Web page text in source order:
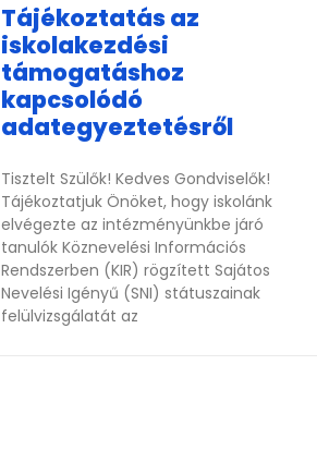
Tájékoztatás az
iskolakezdési
támogatáshoz
kapcsolódó
adategyeztetésről
Tisztelt Szülők! Kedves Gondviselők!
Tájékoztatjuk Önöket, hogy iskolánk
elvégezte az intézményünkbe járó
tanulók Köznevelési Információs
Rendszerben (KIR) rögzített Sajátos
Nevelési Igényű (SNI) státuszainak
felülvizsgálatát az